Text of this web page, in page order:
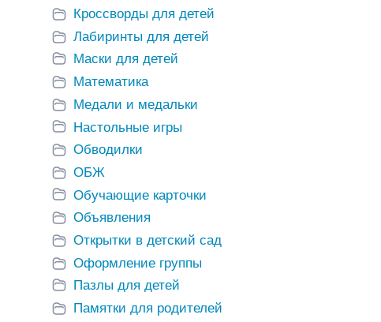
Кроссворды для детей
Лабиринты для детей
Маски для детей
Математика
Медали и медальки
Настольные игры
Обводилки
ОБЖ
Обучающие карточки
Объявления
Открытки в детский сад
Оформление группы
Пазлы для детей
Памятки для родителей